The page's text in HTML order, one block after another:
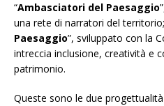
“Ambasciatori del Paesaggio
una rete di narratori del territorio;
Paesaggio”, sviluppato con la
intreccia inclusione, creatività e
patrimonio.
Queste sono le due